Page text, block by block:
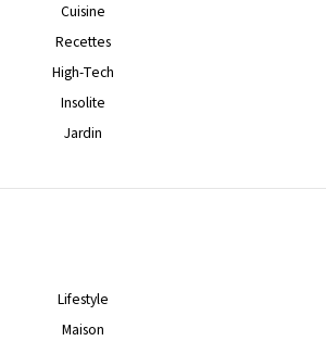
Cuisine
Recettes
High-Tech
Insolite
Jardin
Lifestyle
Maison